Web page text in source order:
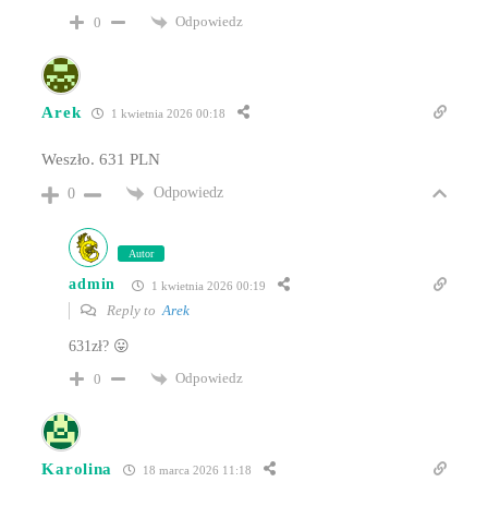
0
Odpowiedz
Arek 1 kwietnia 2026 00:18
Weszło. 631 PLN
0 Odpowiedz
Autor
admin 1 kwietnia 2026 00:19
Reply toArek
631zł? 😛
0
Odpowiedz
Karolina 18 marca 2026 11:18